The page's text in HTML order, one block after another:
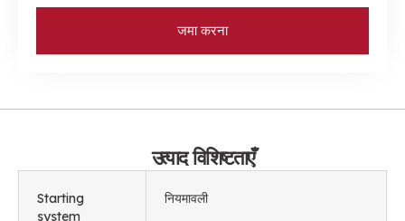
जमा करना
उत्पाद विशिष्टताएँ
Starting
system
नियमावली